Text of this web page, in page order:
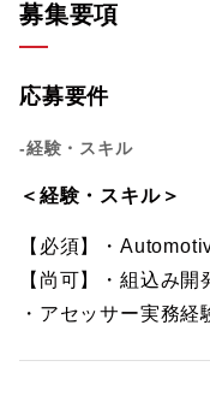
募集要項
応募要件
-経験・スキル
＜経験・スキル＞
【必須】・
【尚可】・組込み
・アセッサー実務